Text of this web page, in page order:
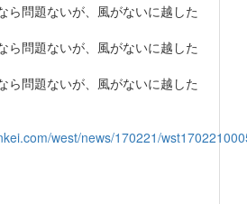
ら問題ないが、風がないに越した
ら問題ないが、風がないに越した
ら問題ないが、風がないに越した
west/news/170221/